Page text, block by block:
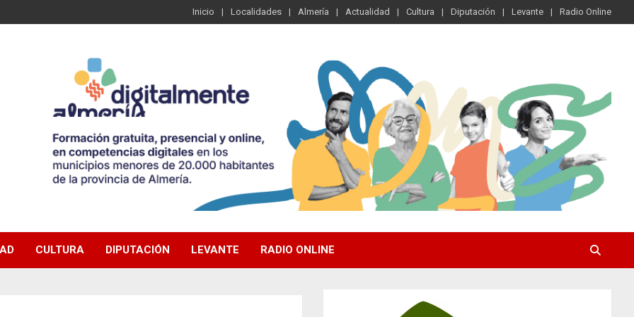
Inicio Localidades Almería Actualidad Cultura Diputación Levante Radio Online
CULTURA DIPUTACIÓN LEVANTE RADIO ONLINE